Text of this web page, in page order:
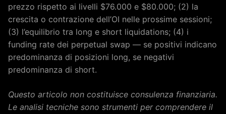
prezzo rispetto ai livelli $76.000 e $80.000; (2) la
crescita o contrazione dell’OI nelle prossime sessioni;
(3) l’equilibrio tra long e short liquidations; (4) i
funding rate dei perpetual swap — se positivi indicano
predominanza di posizioni long, se negativi
predominanza di short.
Questo articolo non costituisce consulenza finanziaria.
Le analisi tecniche sono strumenti per comprendere il